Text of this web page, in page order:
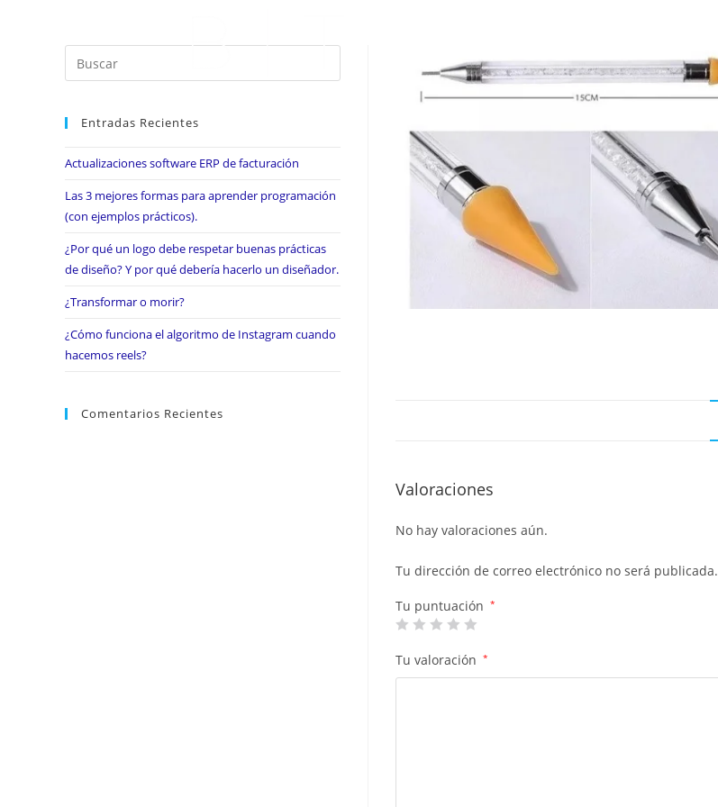
Valoraciones
No hay valoraciones aún.
Tu dirección de correo electrónico no será publicada.
Tu puntuación *
Tu valoración *
Entradas Recientes
Actualizaciones software ERP de facturación
Las 3 mejores formas para aprender programación
(con ejemplos prácticos).
¿Por qué un logo debe respetar buenas prácticas
de diseño? Y por qué debería hacerlo un diseñador.
¿Transformar o morir?
¿Cómo funciona el algoritmo de Instagram cuando
hacemos reels?
Comentarios Recientes